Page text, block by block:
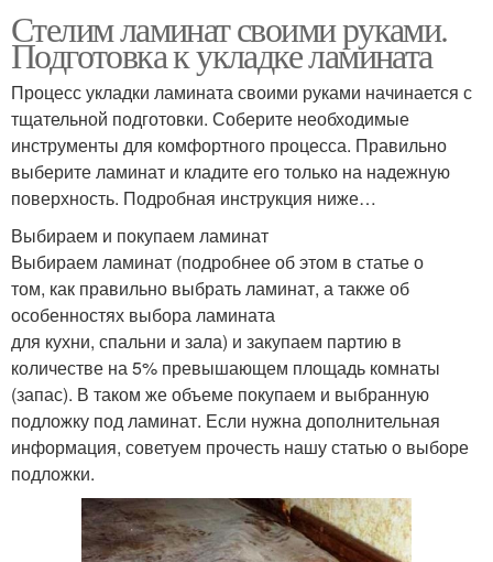
Стелим ламинат своими руками.
Подготовка к укладке ламината
Процесс укладки ламината своими руками начинается с
тщательной подготовки. Соберите необходимые
инструменты для комфортного процесса. Правильно
выберите ламинат и кладите его только на надежную
поверхность. Подробная инструкция ниже…
Выбираем и покупаем ламинат
Выбираем ламинат (подробнее об этом в статье о
том, как правильно выбрать ламинат, а также об
особенностях выбора ламината
для кухни, спальни и зала) и закупаем партию в
количестве на 5% превышающем площадь комнаты
(запас). В таком же объеме покупаем и выбранную
подложку под ламинат. Если нужна дополнительная
информация, советуем прочесть нашу статью о выборе
подложки.